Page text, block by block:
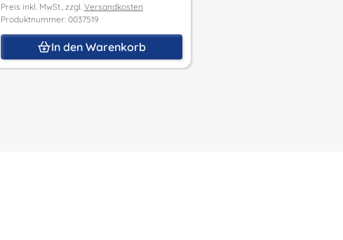
Preis inkl. MwSt., zzgl. Versandkosten
Produktnummer: 0037519
In den Warenkorb